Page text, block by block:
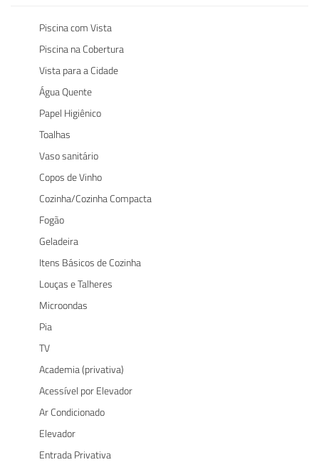
Piscina com Vista
Piscina na Cobertura
Vista para a Cidade
Água Quente
Papel Higiênico
Toalhas
Vaso sanitário
Copos de Vinho
Cozinha/Cozinha Compacta
Fogão
Geladeira
Itens Básicos de Cozinha
Louças e Talheres
Microondas
Pia
TV
Academia (privativa)
Acessível por Elevador
Ar Condicionado
Elevador
Entrada Privativa